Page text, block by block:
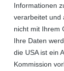
Informationen
verarbeitet und
nicht mit Ihrem
Ihre Daten
die USA ist ein
Kommission